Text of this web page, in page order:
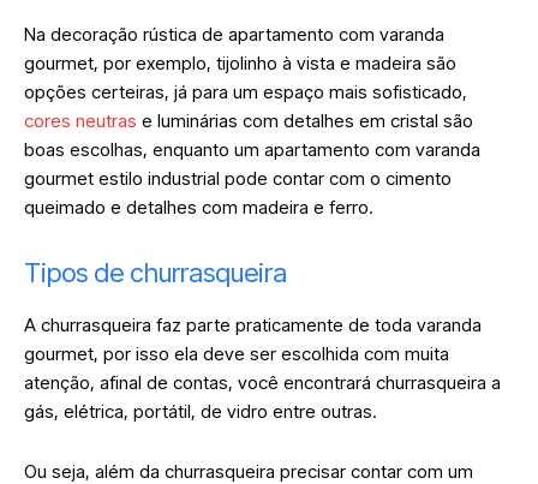
Na decoração rústica de apartamento com varanda
gourmet, por exemplo, tijolinho à vista e madeira são
opções certeiras, já para um espaço mais sofisticado,
cores neutras e luminárias com detalhes em cristal são
boas escolhas, enquanto um apartamento com varanda
gourmet estilo industrial pode contar com o cimento
queimado e detalhes com madeira e ferro.
Tipos de churrasqueira
A churrasqueira faz parte praticamente de toda varanda
gourmet, por isso ela deve ser escolhida com muita
atenção, afinal de contas, você encontrará churrasqueira a
gás, elétrica, portátil, de vidro entre outras.
Ou seja, além da churrasqueira precisar contar com um